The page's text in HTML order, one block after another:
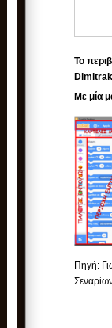
Το
Με μία
Πηγή: